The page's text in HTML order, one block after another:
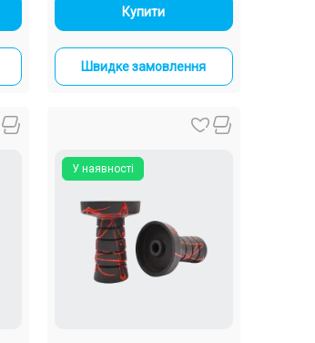
- +
Купити
Швидке замовлення
У наявності